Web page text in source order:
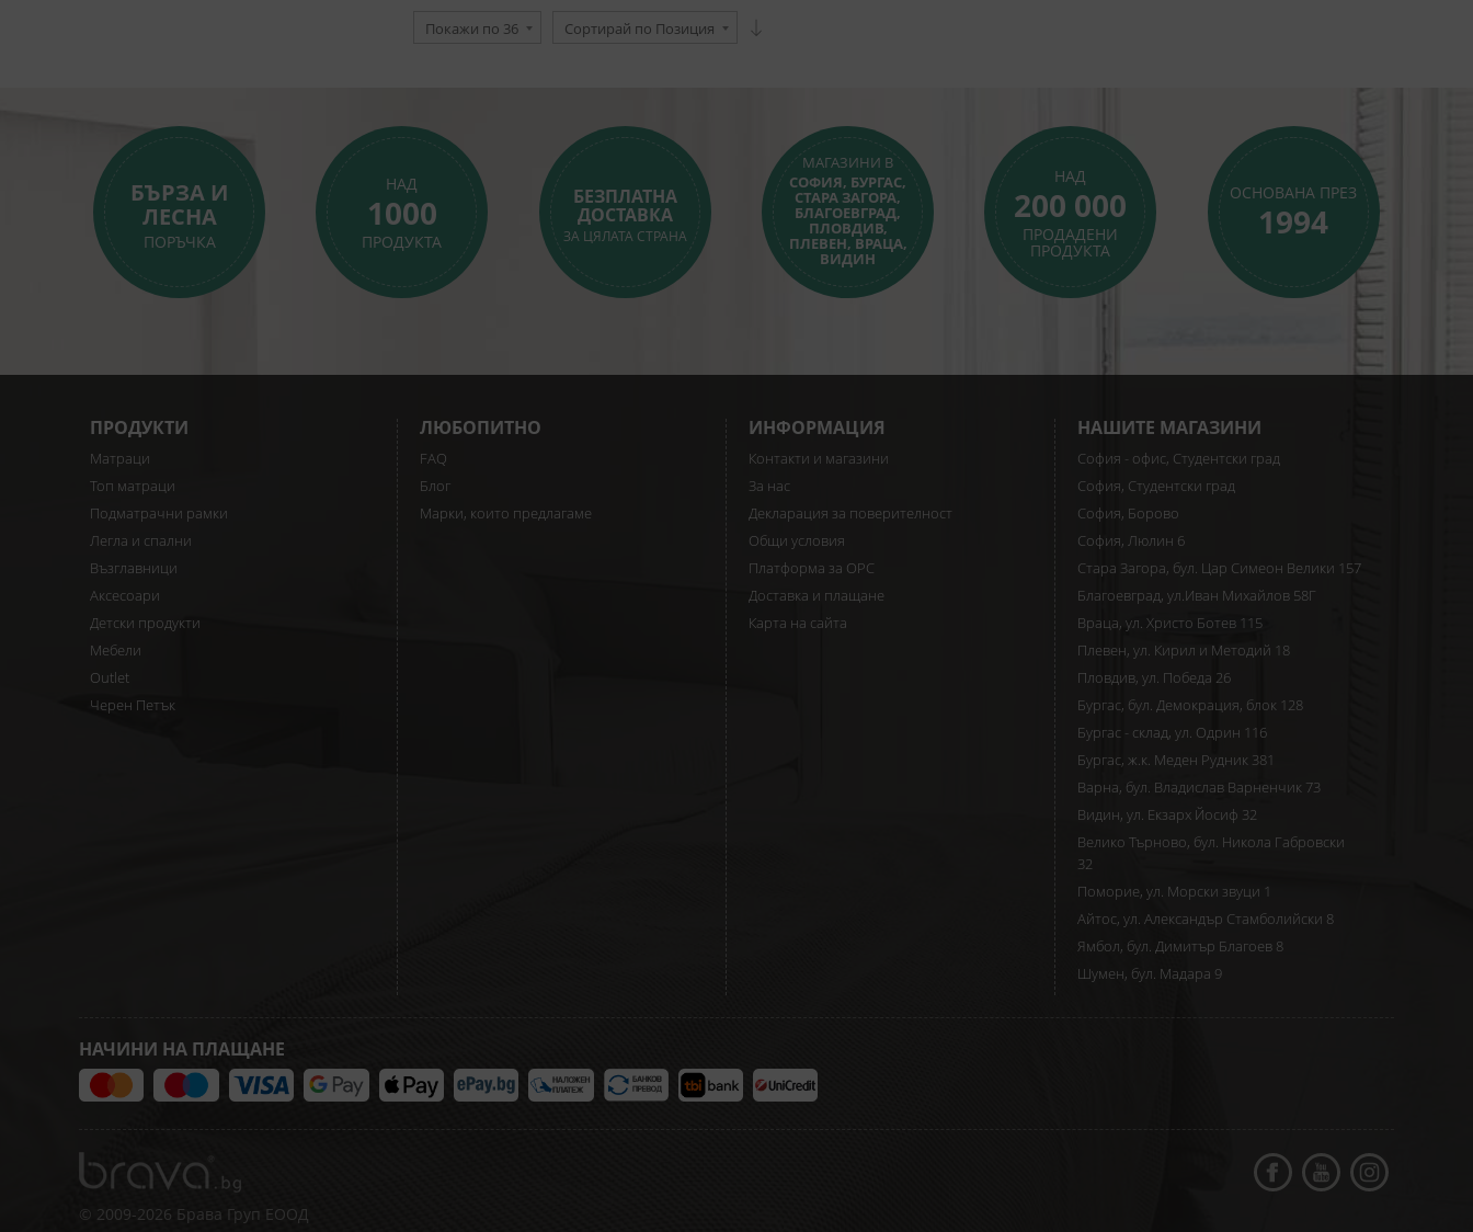
Покажи по 36 Сортирай по Позиция
БЪРЗА И
ЛЕСНА
ПОРЪЧКА
НАД
1000
ПРОДУКТА
БЕЗПЛАТНА
ДОСТАВКА
ЗА ЦЯЛАТА СТРАНА
МАГАЗИНИ В
СОФИЯ, БУРГАС,
СТАРА ЗАГОРА,
БЛАГОЕВГРАД,
ПЛОВДИВ,
ПЛЕВЕН, ВРАЦА,
ВИДИН
НАД
200 000
ПРОДАДЕНИ
ПРОДУКТА
ОСНОВАНА ПРЕЗ
1994
ПРОДУКТИ
Матраци
Топ матраци
Подматрачни рамки
Легла и спални
Възглавници
Аксесоари
Детски продукти
Мебели
Outlet
Черен Петък
ЛЮБОПИТНО
FAQ
Блог
Марки, които предлагаме
ИНФОРМАЦИЯ
Контакти и магазини
За нас
Декларация за поверителност
Общи условия
Платформа за ОРС
Доставка и плащане
Карта на сайта
НАШИТЕ МАГАЗИНИ
София - офис, Студентски град
София, Студентски град
София, Борово
София, Люлин 6
Стара Загора, бул. Цар Симеон Велики 157
Благоевград, ул.Иван Михайлов 58Г
Враца, ул. Христо Ботев 115
Плевен, ул. Кирил и Методий 18
Пловдив, ул. Победа 26
Бургас, бул. Демокрация, блок 128
Бургас - склад, ул. Одрин 116
Бургас, ж.к. Меден Рудник 381
Варна, бул. Владислав Варненчик 73
Видин, ул. Екзарх Йосиф 32
Велико Търново, бул. Никола Габровски
32
Поморие, ул. Морски звуци 1
Айтос, ул. Александър Стамболийски 8
Ямбол, бул. Димитър Благоев 8
Шумен, бул. Мадара 9
НАЧИНИ НА ПЛАЩАНЕ
© 2009-2026 Брава Груп ЕООД